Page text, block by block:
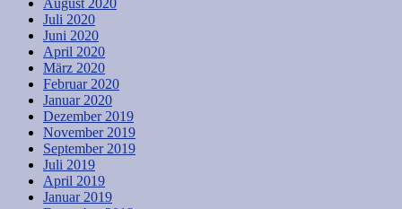
August 2020
Juli 2020
Juni 2020
April 2020
März 2020
Februar 2020
Januar 2020
Dezember 2019
November 2019
September 2019
Juli 2019
April 2019
Januar 2019